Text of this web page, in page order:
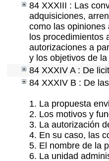
84 XXXIII : Las
adquisiciones,
como las opiniones
los procedimientos
autorizaciones a
y los objetivos de
84 XXXIV A : De
84 XXXIV B : De
1. La propuesta
2. Los motivos y
3. La autorización
4. En su caso, las
5. El nombre de la
6. La unidad